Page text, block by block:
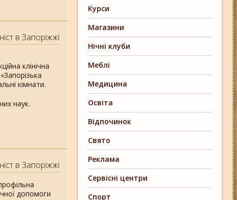
в Запоріжжі
клінічна
кімнати.
наук.
в Запоріжжі
допомоги
Курси
Магазини
Нічні клуби
Меблі
Медицина
Освіта
Відпочинок
Свято
Реклама
Сервісні центри
Спорт